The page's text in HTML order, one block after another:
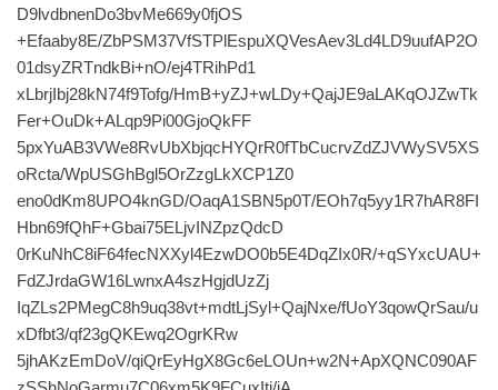
D9lvdbnenDo3bvMe669y0fjOS
+Efaaby8E/ZbPSM37VfSTPlEspuXQVesAev3Ld4LD9uufAP2O
01dsyZRTndkBi+nO/ej4TRihPd1
xLbrjIbj28kN74f9Tofg/HmB+yZJ+wLDy+QajJE9aLAKqOJZwTk
Fer+OuDk+ALqp9Pi00GjoQkFF
5pxYuAB3VWe8RvUbXbjqcHYQrR0fTbCucrvZdZJVWySV5XS
oRcta/WpUSGhBgl5OrZzgLkXCP1Z0
eno0dKm8UPO4knGD/OaqA1SBN5p0T/EOh7q5yy1R7hAR8FI
Hbn69fQhF+Gbai75ELjvINZpzQdcD
0rKuNhC8iF64fecNXXyl4EzwDO0b5E4DqZIx0R/+qSYxcUAU+
FdZJrdaGW16LwnxA4szHgjdUzZj
IqZLs2PMegC8h9uq38vt+mdtLjSyl+QajNxe/fUoY3qowQrSau/u
xDfbt3/qf23gQKEwq2OgrKRw
5jhAKzEmDoV/qiQrEyHgX8Gc6eLOUn+w2N+ApXQNC090AF